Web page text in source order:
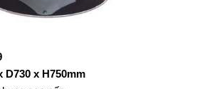
x H750mm